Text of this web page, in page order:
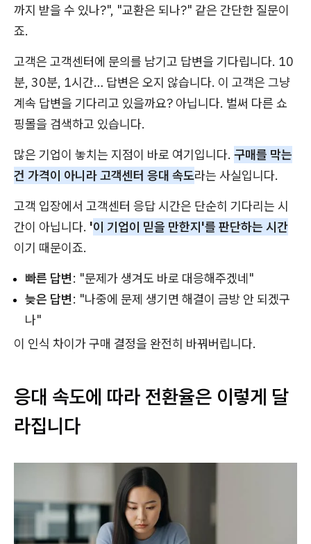
까지 받을 수 있나?", "교환은 되나?" 같은 간단한 질문이
죠.
고객은 고객센터에 문의를 남기고 답변을 기다립니다. 10
분, 30분, 1시간… 답변은 오지 않습니다. 이 고객은 그냥
계속 답변을 기다리고 있을까요? 아닙니다. 벌써 다른 쇼
핑몰을 검색하고 있습니다.
많은 기업이 놓치는 지점이 바로 여기입니다. 구매를 막는
건 가격이 아니라 고객센터 응대 속도라는 사실입니다.
고객 입장에서 고객센터 응답 시간은 단순히 기다리는 시
간이 아닙니다. '이 기업이 믿을 만한지'를 판단하는 시간
이기 때문이죠.
빠른 답변: "문제가 생겨도 바로 대응해주겠네"
늦은 답변: "나중에 문제 생기면 해결이 금방 안 되겠구
나"
이 인식 차이가 구매 결정을 완전히 바꿔버립니다.
응대 속도에 따라 전환율은 이렇게 달
라집니다